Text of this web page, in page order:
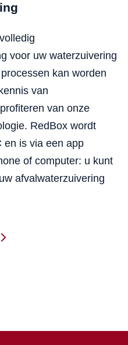
voor uw waterzuivering
kan worden
van
van onze
RedBox wordt
en is via een app
of computer: u kunt
afvalwaterzuivering